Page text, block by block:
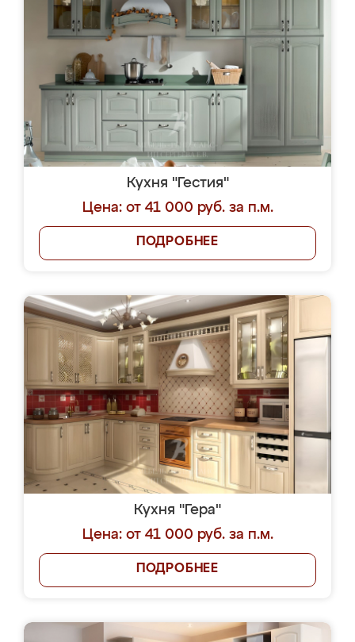
Кухня "Гестия"
Цена: от 41 000 руб. за п.м.
ПОДРОБНЕЕ
Кухня "Гера"
Цена: от 41 000 руб. за п.м.
ПОДРОБНЕЕ